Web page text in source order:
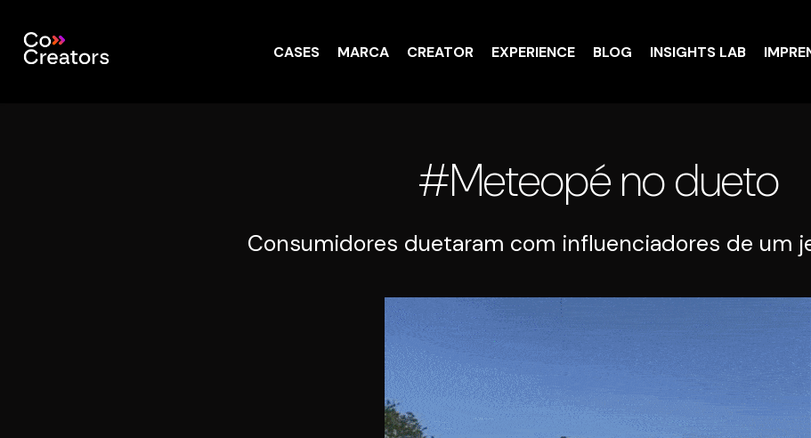
CASES MARCA CREATOR EXPERIENCE BLOG INSIGHTS LAB
#Meteopé no dueto
Consumidores duetaram com influenciadores de um